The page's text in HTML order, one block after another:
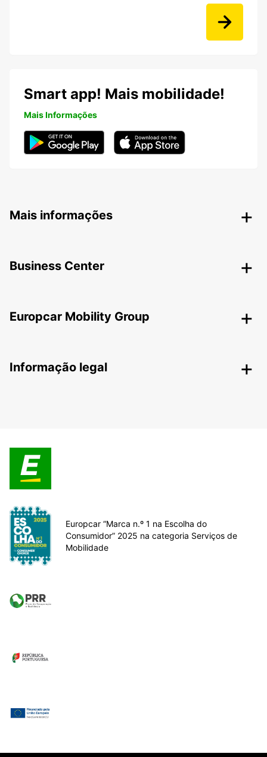
Smart app! Mais mobilidade!
Mais Informações
Mais informações
Business Center
Europcar Mobility Group
Informação legal
Europcar “Marca n.º 1 na Escolha do
Consumidor” 2025 na categoria Serviços de
Mobilidade